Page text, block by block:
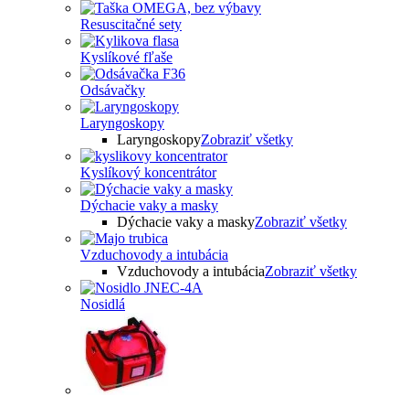
Resuscitačné sety
Kyslíkové fľaše
Odsávačky
Laryngoskopy
LaryngoskopyZobraziť všetky
Kyslíkový koncentrátor
Dýchacie vaky a masky
Dýchacie vaky a maskyZobraziť všetky
Vzduchovody a intubácia
Vzduchovody a intubáciaZobraziť všetky
Nosidlá